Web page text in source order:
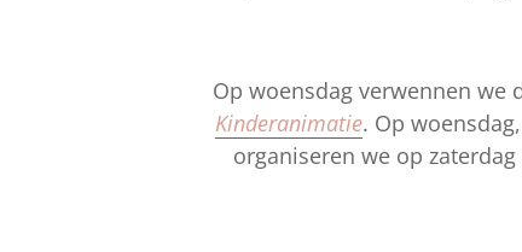
Op woensdag verwennen we
Kinderanimatie. Op
organiseren we op